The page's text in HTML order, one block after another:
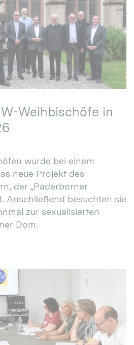
Weihbischöfe in
wurde bei einem
neue Projekt des
der „Paderborner
Anschließend besuchten sie
zur sexualisierten
Dom.